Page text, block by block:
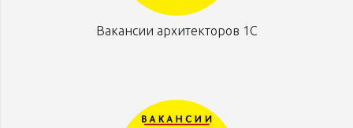
Вакансии архитекторов 1С